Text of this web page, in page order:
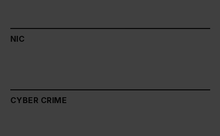
NIC
CYBER CRIME